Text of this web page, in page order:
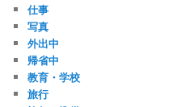
仕事
写真
外出中
帰省中
教育・学校
旅行